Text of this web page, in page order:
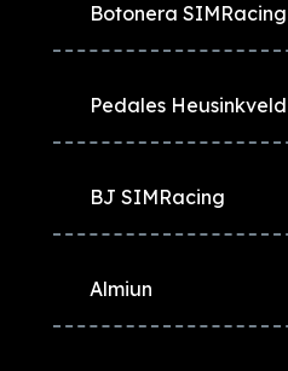
Botonera SIMRacing
Pedales Heusinkveld
BJ SIMRacing
Almiun